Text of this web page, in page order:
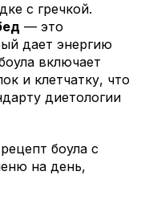
с гречкой.
— это
дает энергию
включает
и клетчатку, что
диетологии
боула с
на день,